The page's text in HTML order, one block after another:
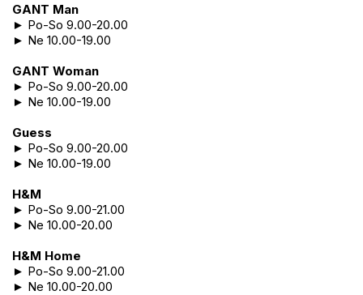
GANT Man
► Po-So 9.00-20.00
► Ne 10.00-19.00
GANT Woman
► Po-So 9.00-20.00
► Ne 10.00-19.00
Guess
► Po-So 9.00-20.00
► Ne 10.00-19.00
H&M
► Po-So 9.00-21.00
► Ne 10.00-20.00
H&M Home
► Po-So 9.00-21.00
► Ne 10.00-20.00